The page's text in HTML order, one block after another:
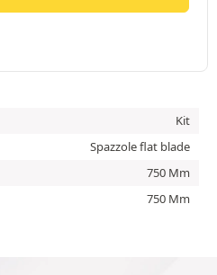
Kit
Spazzole flat blade
750 Mm
750 Mm